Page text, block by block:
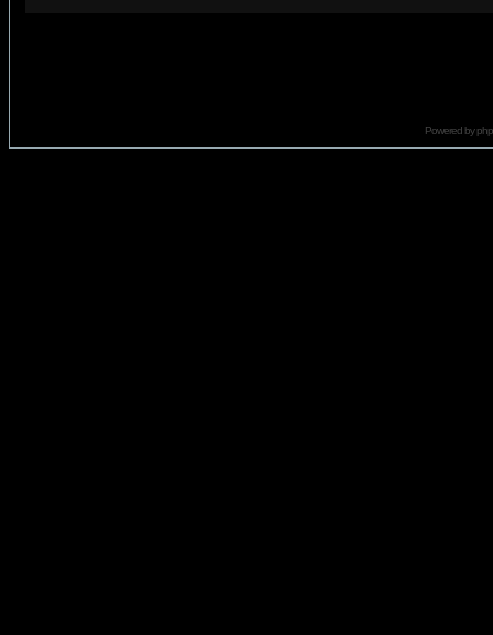
Powered by